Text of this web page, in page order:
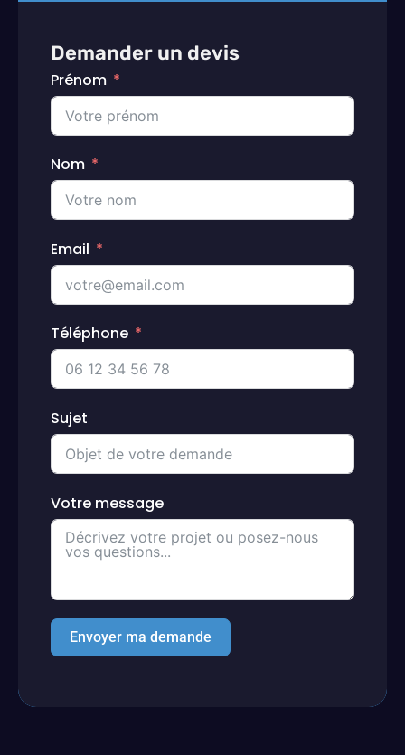
Demander un devis
Prénom
Nom
Email
Téléphone
Sujet
Votre message
Envoyer ma demande